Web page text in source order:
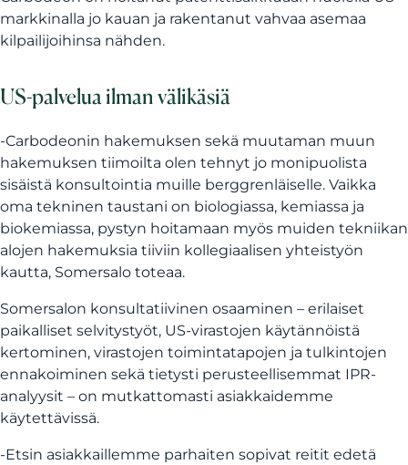
markkinalla jo kauan ja rakentanut vahvaa asemaa
kilpailijoihinsa nähden.
US-palvelua ilman välikäsiä
-Carbodeonin hakemuksen sekä muutaman muun
hakemuksen tiimoilta olen tehnyt jo monipuolista
sisäistä konsultointia muille berggrenläiselle. Vaikka
oma tekninen taustani on biologiassa, kemiassa ja
biokemiassa, pystyn hoitamaan myös muiden tekniikan
alojen hakemuksia tiiviin kollegiaalisen yhteistyön
kautta, Somersalo toteaa.
Somersalon konsultatiivinen osaaminen – erilaiset
paikalliset selvitystyöt, US-virastojen käytännöistä
kertominen, virastojen toimintatapojen ja tulkintojen
ennakoiminen sekä tietysti perusteellisemmat IPR-
analyysit – on mutkattomasti asiakkaidemme
käytettävissä.
-Etsin asiakkaillemme parhaiten sopivat reitit edetä